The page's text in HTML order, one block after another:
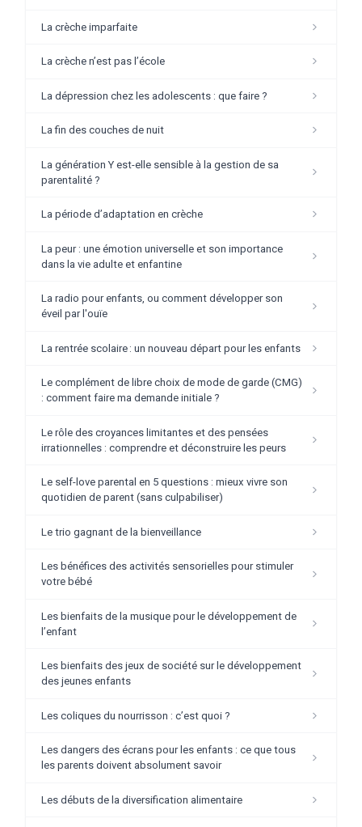
La crèche imparfaite
La crèche n’est pas l’école
La dépression chez les adolescents : que faire ?
La fin des couches de nuit
La génération Y est-elle sensible à la gestion de sa
parentalité ?
La période d’adaptation en crèche
La peur : une émotion universelle et son importance
dans la vie adulte et enfantine
La radio pour enfants, ou comment développer son
éveil par l'ouïe
La rentrée scolaire : un nouveau départ pour les enfants
Le complément de libre choix de mode de garde (CMG)
: comment faire ma demande initiale ?
Le rôle des croyances limitantes et des pensées
irrationnelles : comprendre et déconstruire les peurs
Le self-love parental en 5 questions : mieux vivre son
quotidien de parent (sans culpabiliser)
Le trio gagnant de la bienveillance
Les bénéfices des activités sensorielles pour stimuler
votre bébé
Les bienfaits de la musique pour le développement de
l’enfant
Les bienfaits des jeux de société sur le développement
des jeunes enfants
Les coliques du nourrisson : c’est quoi ?
Les dangers des écrans pour les enfants : ce que tous
les parents doivent absolument savoir
Les débuts de la diversification alimentaire